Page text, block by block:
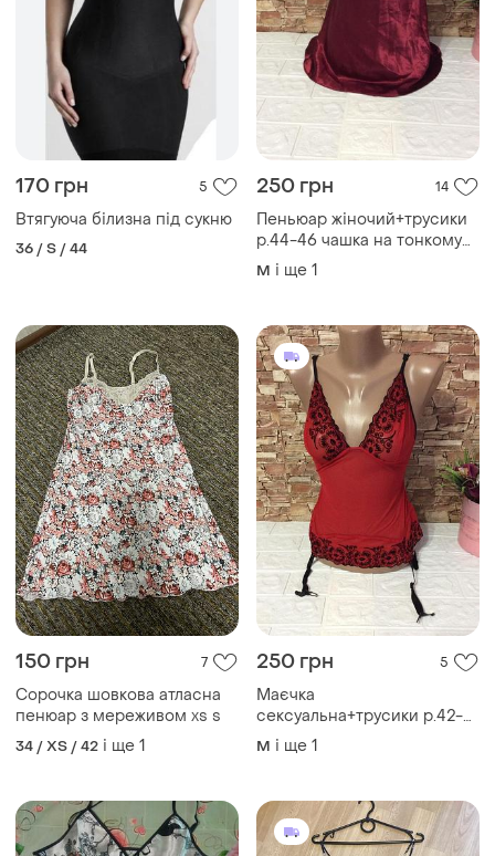
170 грн 5
Втягуюча білизна під сукню
36 / S / 44
250 грн 14
Пеньюар жіночий+трусики
р.44-46 чашка на тонкому
поролоні без кісточок нічна
сорочка
M і ще 1
150 грн 7
Сорочка шовкова атласна
пенюар з мереживом xs s
34 / XS / 42 і ще 1
250 грн 5
Маєчка
сексуальна+трусики р.42-
44з підтяжками для панчіх
для сну\еротична
M і ще 1